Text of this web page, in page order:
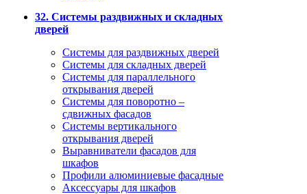
32. Системы раздвижных и складных
дверей
Системы для раздвижных дверей
Системы для складных дверей
Системы для параллельного
открывания дверей
Системы для поворотно –
сдвижных фасадов
Системы вертикального
открывания дверей
Выравниватели фасадов для
шкафов
Профили алюминиевые фасадные
Аксессуары для шкафов